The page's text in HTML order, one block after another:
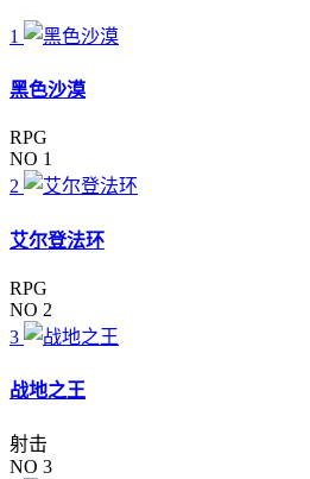
1
黑色沙漠
RPG
NO 1
2
艾尔登法环
RPG
NO 2
3
战地之王
射击
NO 3